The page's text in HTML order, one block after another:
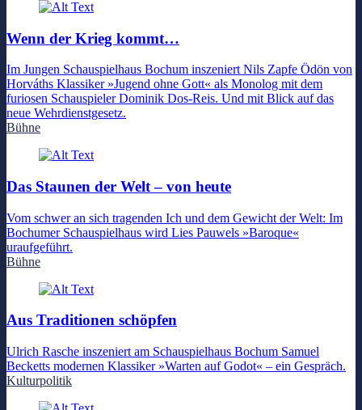
Wenn der Krieg kommt…
Im Jungen Schauspielhaus Bochum inszeniert Nils Zapfe Ödön von
Horváths Klassiker »Jugend ohne Gott« als Monolog mit dem
furiosen Schauspieler Dominik Dos-Reis. Und mit Blick auf das
neue Wehrdienstgesetz.
Bühne
Das Staunen der Welt – von heute
Vom schwer an sich tragenden Ich und dem Gewicht der Welt: Im
Bochumer Schauspielhaus wird Lies Pauwels »Baroque«
uraufgeführt.
Bühne
Aus Traditionen schöpfen
Ulrich Rasche inszeniert am Schauspielhaus Bochum Samuel
Becketts modernen Klassiker »Warten auf Godot« – ein Gespräch.
Kulturpolitik